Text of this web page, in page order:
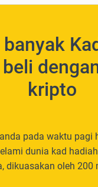
kripto
pada waktu pagi
dunia kad
dikuasakan oleh